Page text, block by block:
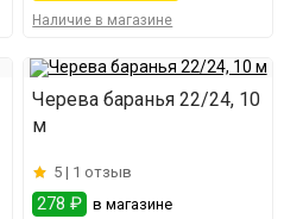
Наличие в магазине
Черева баранья 22/24, 10
м
5 | 1 отзыв
278 ₽ в магазине